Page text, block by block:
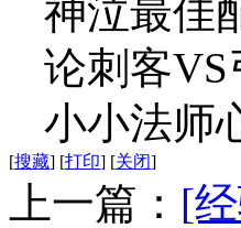
神泣最佳
论刺客VS
小小法师
[搜藏] [打印] [关闭]
上一篇： [